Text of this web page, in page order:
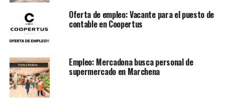
Oferta de empleo: Vacante para el puesto de
contable en Coopertus
Empleo: Mercadona busca personal de
supermercado en Marchena